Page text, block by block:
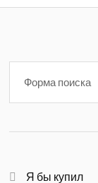
Я бы купил